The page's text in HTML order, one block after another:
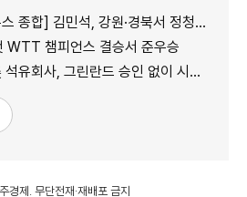
원·경북서 정청래에 신승…부울경·대구 제외 모두 웃었다 外
WTT 챔피언스 결승서 준우승
사, 그린란드 승인 없이 시추장비 반입
제. 무단전재·재배포 금지